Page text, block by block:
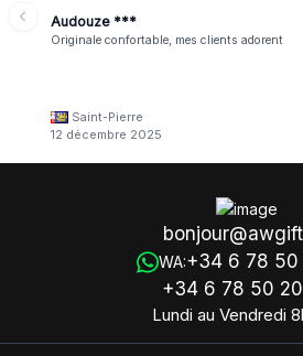
Audouze ***
Originale confortable, mes clients adorent
Saint-Pierre
12 décembre 2025
WA:+34 6 78 50
+34 6 78 50
Lundi au Vendredi